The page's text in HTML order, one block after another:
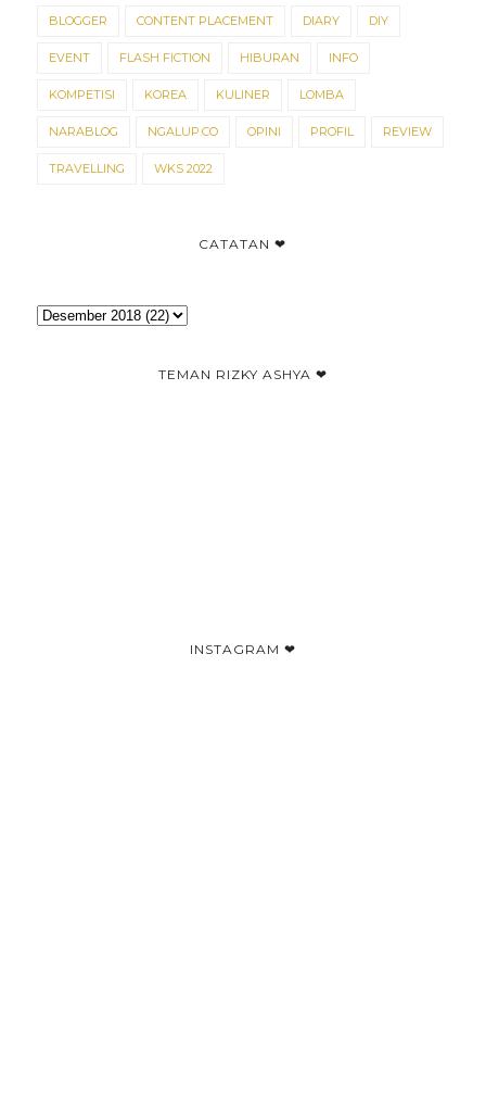
BLOGGER CONTENT PLACEMENT DIARY DIY
EVENT FLASH FICTION HIBURAN INFO
KOMPETISI KOREA KULINER LOMBA
NARABLOG NGALUP.CO OPINI PROFIL REVIEW
TRAVELLING WKS 2022
CATATAN ❤
TEMAN RIZKY ASHYA ❤
INSTAGRAM ❤